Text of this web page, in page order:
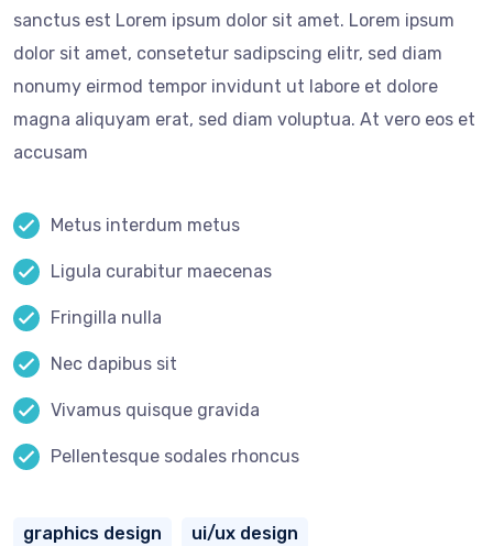
sanctus est Lorem ipsum dolor sit amet. Lorem ipsum
dolor sit amet, consetetur sadipscing elitr, sed diam
nonumy eirmod tempor invidunt ut labore et dolore
magna aliquyam erat, sed diam voluptua. At vero eos et
accusam
Metus interdum metus
Ligula curabitur maecenas
Fringilla nulla
Nec dapibus sit
Vivamus quisque gravida
Pellentesque sodales rhoncus
graphics design ui/ux design